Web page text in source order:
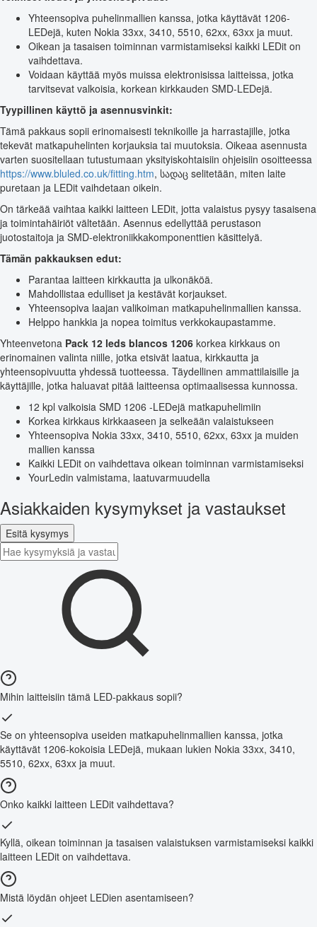
Yhteensopiva puhelinmallien kanssa, jotka käyttävät 1206-
LEDejä, kuten Nokia 33xx, 3410, 5510, 62xx, 63xx ja muut.
Oikean ja tasaisen toiminnan varmistamiseksi kaikki LEDit on
vaihdettava.
Voidaan käyttää myös muissa elektronisissa laitteissa, jotka
tarvitsevat valkoisia, korkean kirkkauden SMD-LEDejä.
Tyypillinen käyttö ja asennusvinkit:
Tämä pakkaus sopii erinomaisesti teknikoille ja harrastajille, jotka
tekevät matkapuhelinten korjauksia tai muutoksia. Oikeaa asennusta
varten suositellaan tutustumaan yksityiskohtaisiin ohjeisiin osoitteessa
https://www.bluled.co.uk/fitting.htm, სადაც selitetään, miten laite
puretaan ja LEDit vaihdetaan oikein.
On tärkeää vaihtaa kaikki laitteen LEDit, jotta valaistus pysyy tasaisena
ja toimintahäiriöt vältetään. Asennus edellyttää perustason
juotostaitoja ja SMD-elektroniikkakomponenttien käsittelyä.
Tämän pakkauksen edut:
Parantaa laitteen kirkkautta ja ulkonäköä.
Mahdollistaa edulliset ja kestävät korjaukset.
Yhteensopiva laajan valikoiman matkapuhelinmallien kanssa.
Helppo hankkia ja nopea toimitus verkkokaupastamme.
Yhteenvetona Pack 12 leds blancos 1206 korkea kirkkaus on
erinomainen valinta niille, jotka etsivät laatua, kirkkautta ja
yhteensopivuutta yhdessä tuotteessa. Täydellinen ammattilaisille ja
käyttäjille, jotka haluavat pitää laitteensa optimaalisessa kunnossa.
12 kpl valkoisia SMD 1206 -LEDejä matkapuhelimiin
Korkea kirkkaus kirkkaaseen ja selkeään valaistukseen
Yhteensopiva Nokia 33xx, 3410, 5510, 62xx, 63xx ja muiden
mallien kanssa
Kaikki LEDit on vaihdettava oikean toiminnan varmistamiseksi
YourLedin valmistama, laatuvarmuudella
Asiakkaiden kysymykset ja vastaukset
Esitä kysymys
Mihin laitteisiin tämä LED-pakkaus sopii?
Se on yhteensopiva useiden matkapuhelinmallien kanssa, jotka
käyttävät 1206-kokoisia LEDejä, mukaan lukien Nokia 33xx, 3410,
5510, 62xx, 63xx ja muut.
Onko kaikki laitteen LEDit vaihdettava?
Kyllä, oikean toiminnan ja tasaisen valaistuksen varmistamiseksi kaikki
laitteen LEDit on vaihdettava.
Mistä löydän ohjeet LEDien asentamiseen?